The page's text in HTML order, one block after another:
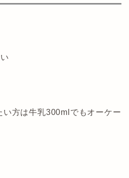
い方は牛乳300mlでもオーケー